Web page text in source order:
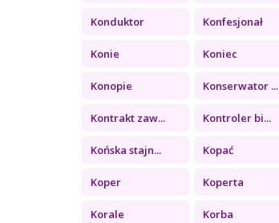
Konduktor Konfesjonał
Konie Koniec
Konopie Konserwator ...
Kontrakt zaw... Kontroler bi...
Końska stajn... Kopać
Koper Koperta
Korale Korba